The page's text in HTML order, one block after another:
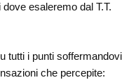
esaleremo dal T.T.
tutti i punti soffermandovi
che percepite: